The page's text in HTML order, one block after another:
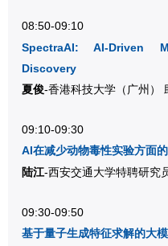
08:50-09:10
SpectraAI: AI-Driven
Discovery
夏俊-香港科技大学（广州）
09:10-09:30
AI在减少动物毒性实验方面
陆江-西安交通大学特聘研究
09:30-09:50
基于量子生成特征求解的大